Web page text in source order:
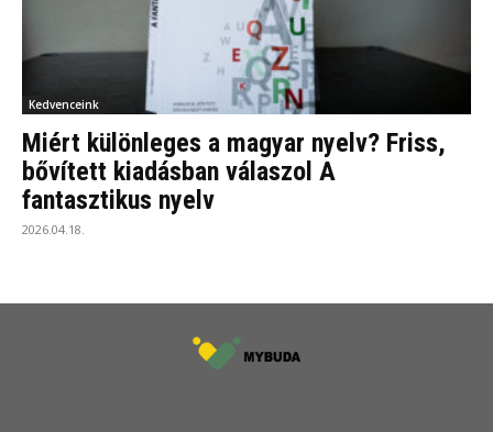
Kedvenceink
Miért különleges a magyar nyelv? Friss,
bővített kiadásban válaszol A
fantasztikus nyelv
2026.04.18.